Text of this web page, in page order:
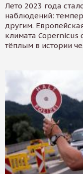
Лето 2023 года
наблюдений:
другим.
климата Copernicus
тёплым в истории